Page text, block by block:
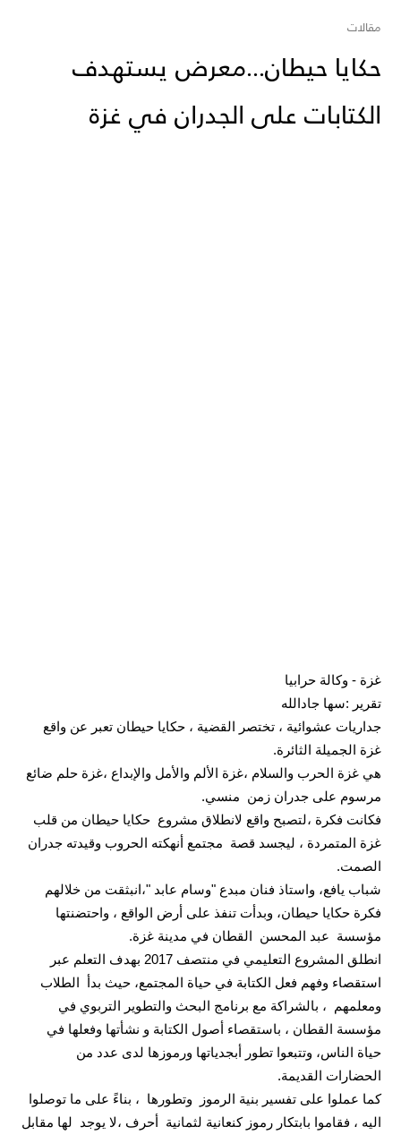
مقالات
حكايا حيطان...معرض يستهدف
الكتابات على الجدران في غزة
غزة - وكالة حرابيا
تقرير :سها جادالله
جداريات عشوائية ، تختصر القضية ، حكايا حيطان تعبر عن واقع
غزة الجميلة الثائرة.
هي غزة الحرب والسلام ،غزة الألم والأمل والإبداع ،غزة حلم ضائع
مرسوم على جدران زمن منسي.
فكانت فكرة ،لتصبح واقع لانطلاق مشروع حكايا حيطان من قلب
غزة المتمردة ، ليجسد قصة مجتمع أنهكته الحروب وقيدته جدران
الصمت.
شباب يافع، واستاذ فنان مبدع "وسام عابد "،انبثقت من خلالهم
فكرة حكايا حيطان، وبدأت تنفذ على أرض الواقع ، واحتضنتها
مؤسسة عبد المحسن القطان في مدينة غزة.
انطلق المشروع التعليمي في منتصف 2017 بهدف التعلم عبر
استقصاء وفهم فعل الكتابة في حياة المجتمع، حيث بدأ الطلاب
ومعلمهم
، بالشراكة مع برنامج البحث والتطوير التربوي في
مؤسسة القطان ، باستقصاء أصول الكتابة و نشأتها وفعلها في
حياة الناس، وتتبعوا تطور أبجدياتها ورموزها لدى عدد من
الحضارات القديمة.
كما عملوا على تفسير بنية الرموز
وتطورها ، بناءً على ما توصلوا
اليه ، فقاموا بابتكار رموز كنعانية لثمانية أحرف ،لا يوجد لها مقابل